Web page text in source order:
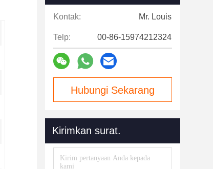
Kontak: Mr. Louis
Telp: 00-86-15974212324
Hubungi Sekarang
Kirimkan surat.